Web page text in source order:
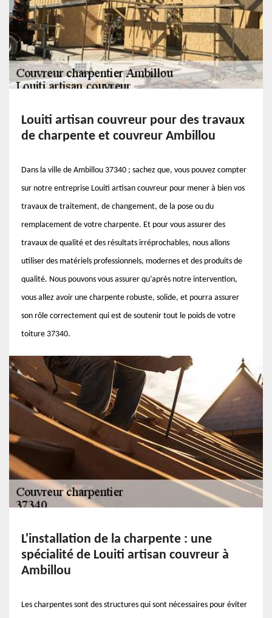
Louiti artisan couvreur pour des travaux
de charpente et couvreur Ambillou
Dans la ville de Ambillou 37340 ; sachez que, vous pouvez compter
sur notre entreprise Louiti artisan couvreur pour mener à bien vos
travaux de traitement, de changement, de la pose ou du
remplacement de votre charpente. Et pour vous assurer des
travaux de qualité et des résultats irréprochables, nous allons
utiliser des matériels professionnels, modernes et des produits de
qualité. Nous pouvons vous assurer qu’après notre intervention,
vous allez avoir une charpente robuste, solide, et pourra assurer
son rôle correctement qui est de soutenir tout le poids de votre
toiture 37340.
L'installation de la charpente : une
spécialité de Louiti artisan couvreur à
Ambillou
Les charpentes sont des structures qui sont nécessaires pour éviter